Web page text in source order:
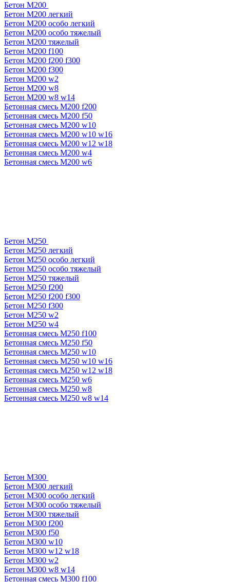
Бетон М200
Бетон М200 легкий
Бетон М200 особо легкий
Бетон М200 особо тяжелый
Бетон М200 тяжелый
Бетон М200 f100
Бетон М200 f200 f300
Бетон М200 f300
Бетон М200 w2
Бетон М200 w8
Бетон М200 w8 w14
Бетонная смесь М200 f200
Бетонная смесь М200 f50
Бетонная смесь М200 w10
Бетонная смесь М200 w10 w16
Бетонная смесь М200 w12 w18
Бетонная смесь М200 w4
Бетонная смесь М200 w6
Бетон М250
Бетон М250 легкий
Бетон М250 особо легкий
Бетон М250 особо тяжелый
Бетон М250 тяжелый
Бетон М250 f200
Бетон М250 f200 f300
Бетон М250 f300
Бетон М250 w2
Бетон М250 w4
Бетонная смесь М250 f100
Бетонная смесь М250 f50
Бетонная смесь М250 w10
Бетонная смесь М250 w10 w16
Бетонная смесь М250 w12 w18
Бетонная смесь М250 w6
Бетонная смесь М250 w8
Бетонная смесь М250 w8 w14
Бетон М300
Бетон М300 легкий
Бетон М300 особо легкий
Бетон М300 особо тяжелый
Бетон М300 тяжелый
Бетон М300 f200
Бетон М300 f50
Бетон М300 w10
Бетон М300 w12 w18
Бетон М300 w2
Бетон М300 w8 w14
Бетонная смесь М300 f100